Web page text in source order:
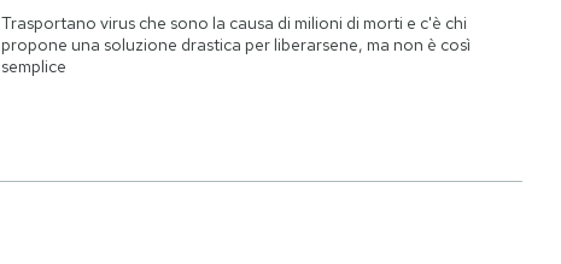
Trasportano virus che sono la causa di milioni di morti e c'è chi
propone una soluzione drastica per liberarsene, ma non è così
semplice